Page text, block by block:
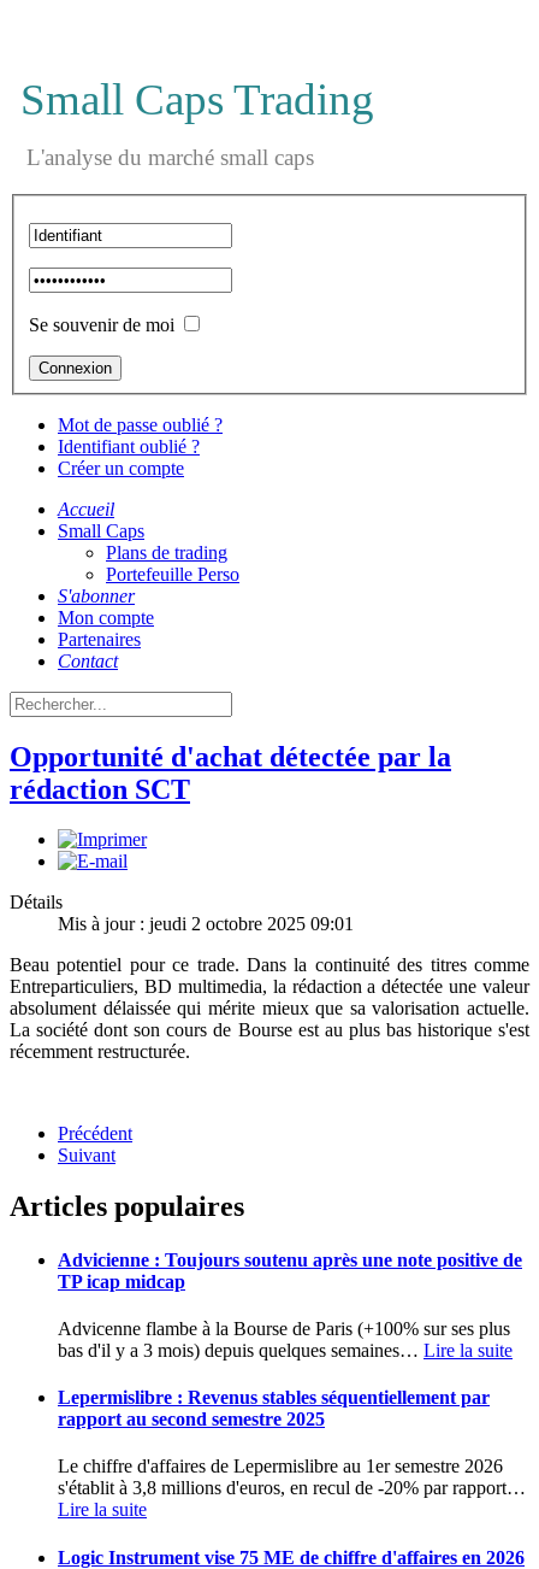
Small Caps Trading
L'analyse du marché small caps
Se souvenir de moi
Mot de passe oublié ?
Identifiant oublié ?
Créer un compte
Accueil
Small Caps
Plans de trading
Portefeuille Perso
S'abonner
Mon compte
Partenaires
Contact
Opportunité d'achat détectée par la
rédaction SCT
Détails
Mis à jour : jeudi 2 octobre 2025 09:01
Beau potentiel pour ce trade. Dans la continuité des titres comme
Entreparticuliers, BD multimedia, la rédaction a détectée une valeur
absolument délaissée qui mérite mieux que sa valorisation actuelle.
La société dont son cours de Bourse est au plus bas historique s'est
récemment restructurée.
Précédent
Suivant
Articles populaires
Advicienne : Toujours soutenu après une note positive de
TP icap midcap
Advicenne flambe à la Bourse de Paris (+100% sur ses plus
bas d'il y a 3 mois) depuis quelques semaines… Lire la suite
Lepermislibre : Revenus stables séquentiellement par
rapport au second semestre 2025
Le chiffre d'affaires de Lepermislibre au 1er semestre 2026
s'établit à 3,8 millions d'euros, en recul de -20% par rapport…
Lire la suite
Logic Instrument vise 75 ME de chiffre d'affaires en 2026